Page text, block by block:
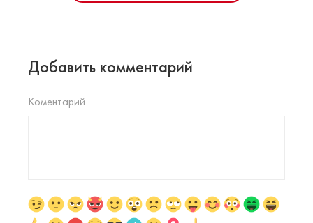
Добавить комментарий
Коментарий